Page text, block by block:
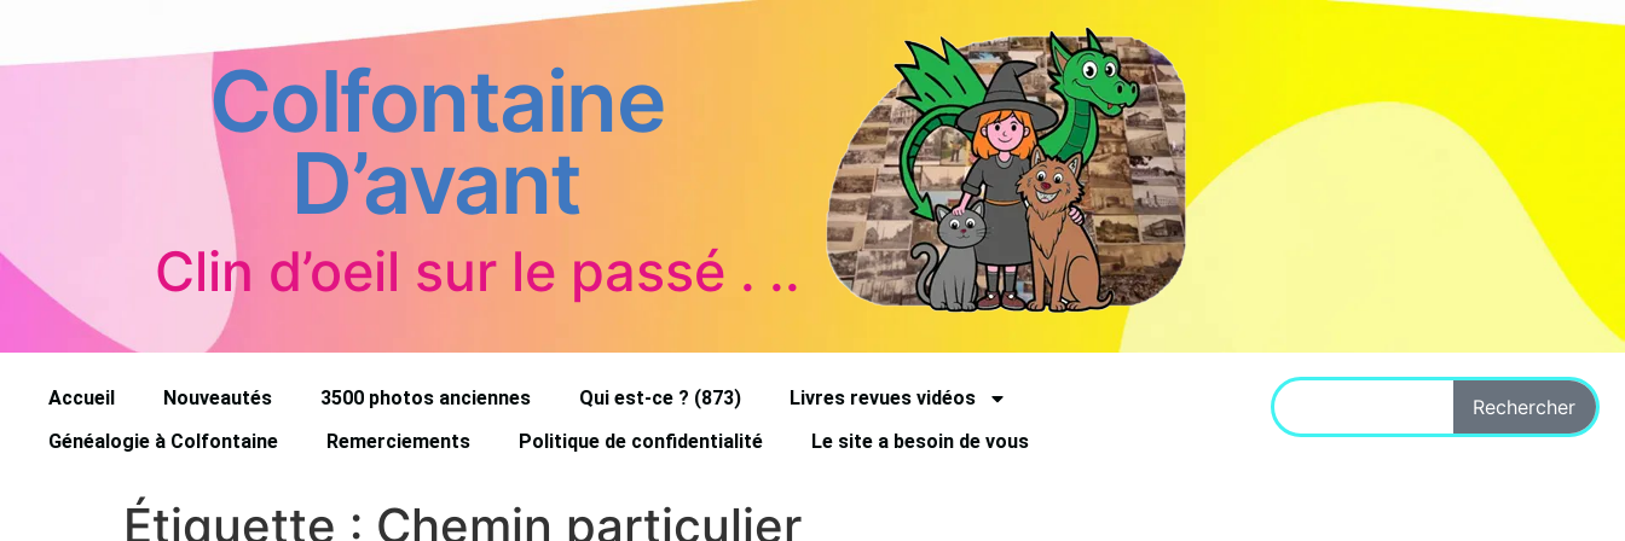
Colfontaine
D’avant
Clin d’oeil sur le passé . ..
Accueil Nouveautés 3500 photos anciennes Qui est-ce ? (873)
Livres revues vidéos
Généalogie à Colfontaine
Remerciements Politique de confidentialité Le site a besoin de vous
Rechercher
Étiquette : Chemin particulier